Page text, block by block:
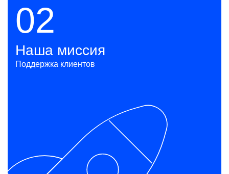
02
Наша миссия
Поддержка клиентов